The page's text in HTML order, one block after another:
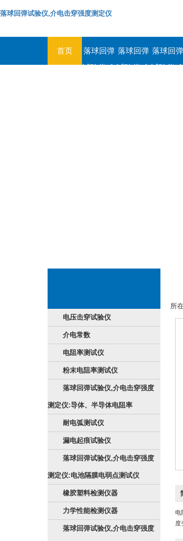
落球回弹试验仪,介电击穿强度测定仪
首页
落球回弹
试验仪,介
落球回弹
试验仪,介
落球回弹
试验仪,
电压击穿试验仪
介电常数
电阻率测试仪
粉末电阻率测试仪
落球回弹试验仪,介电击穿强度
测定仪:导体、半导体电阻率
耐电弧测试仪
漏电起痕试验仪
落球回弹试验仪,介电击穿强度
测定仪:电池隔膜电弱点测试仪
橡胶塑料检测仪器
力学性能检测仪器
落球回弹试验仪,介电击穿强度
所
电
度